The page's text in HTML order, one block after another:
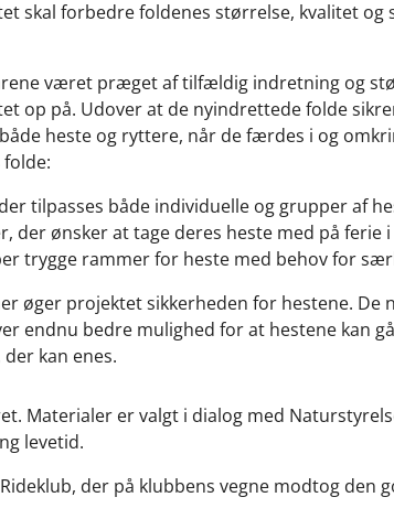
skal forbedre foldenes størrelse, kvalitet og
været præget af tilfældig indretning og
op på. Udover at de nyindrettede folde
heste og ryttere, når de færdes i og
tilpasses både individuelle og grupper af
ønsker at tage deres heste med på ferie i
trygge rammer for heste med behov for
øger projektet sikkerheden for hestene. De
endnu bedre mulighed for at hestene kan
kan enes.
Materialer er valgt i dialog med
levetid.
der på klubbens vegne modtog den